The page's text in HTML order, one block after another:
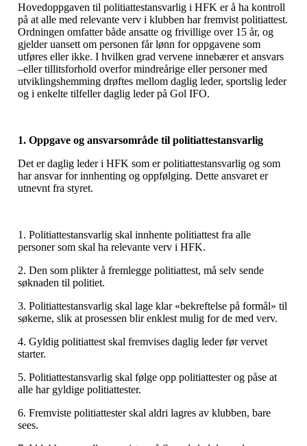
Hovedoppgaven til politiattestansvarlig i HFK er å ha kontroll
på at alle med relevante verv i klubben har fremvist politiattest.
Ordningen omfatter både ansatte og frivillige over 15 år, og
gjelder uansett om personen får lønn for oppgavene som
utføres eller ikke. I hvilken grad vervene innebærer et ansvars
–eller tillitsforhold overfor mindreårige eller personer med
utviklingshemming drøftes mellom daglig leder, sportslig leder
og i enkelte tilfeller daglig leder på Gol IFO.
1. Oppgave og ansvarsområde til politiattestansvarlig
Det er daglig leder i HFK som er politiattestansvarlig og som
har ansvar for innhenting og oppfølging. Dette ansvaret er
utnevnt fra styret.
1. Politiattestansvarlig skal innhente politiattest fra alle
personer som skal ha relevante verv i HFK.
2. Den som plikter å fremlegge politiattest, må selv sende
søknaden til politiet.
3. Politiattestansvarlig skal lage klar «bekreftelse på formål» til
søkerne, slik at prosessen blir enklest mulig for de med verv.
4. Gyldig politiattest skal fremvises daglig leder før vervet
starter.
5. Politiattestansvarlig skal følge opp politiattester og påse at
alle har gyldige politiattester.
6. Fremviste politiattester skal aldri lagres av klubben, bare
sees.